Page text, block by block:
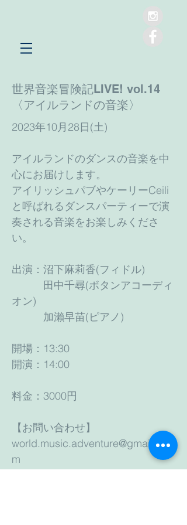
世界音楽冒険記LIVE! vol.14
〈アイルランドの音楽〉
2023年10月28日(土)
アイルランドのダンスの音楽を中
心にお届けします。
アイリッシュパブやケーリーCeili
と呼ばれるダンスパーティーで演
奏される音楽をお楽しみくださ
い。
出演：沼下麻莉香(フィドル)
田中千尋(ボタンアコーディ
オン)
加瀨早苗(ピアノ)
開場：13:30
開演：14:00
料金：3000円
【お問い合わせ】
world.music.adventure@gmail.co
m